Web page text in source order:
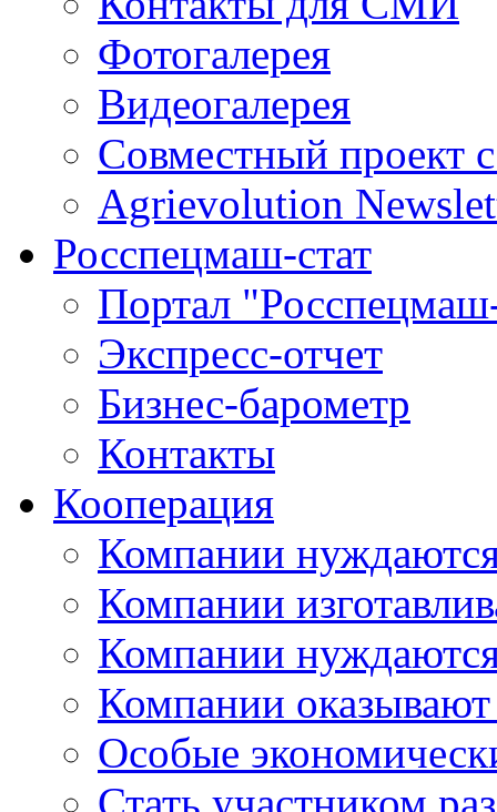
Фотогалерея
Видеогалерея
Совместный проект
Agrievolution
Росспецмаш-стат
Портал
Экспресс-отчет
Бизнес-барометр
Контакты
Кооперация
Компании
Компании
Компании
Компании оказывают
Особые